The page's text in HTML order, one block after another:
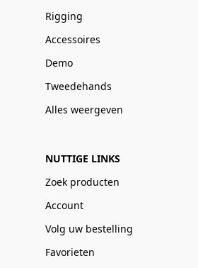
Rigging
Accessoires
Demo
Tweedehands
Alles weergeven
NUTTIGE LINKS
Zoek producten
Account
Volg uw bestelling
Favorieten